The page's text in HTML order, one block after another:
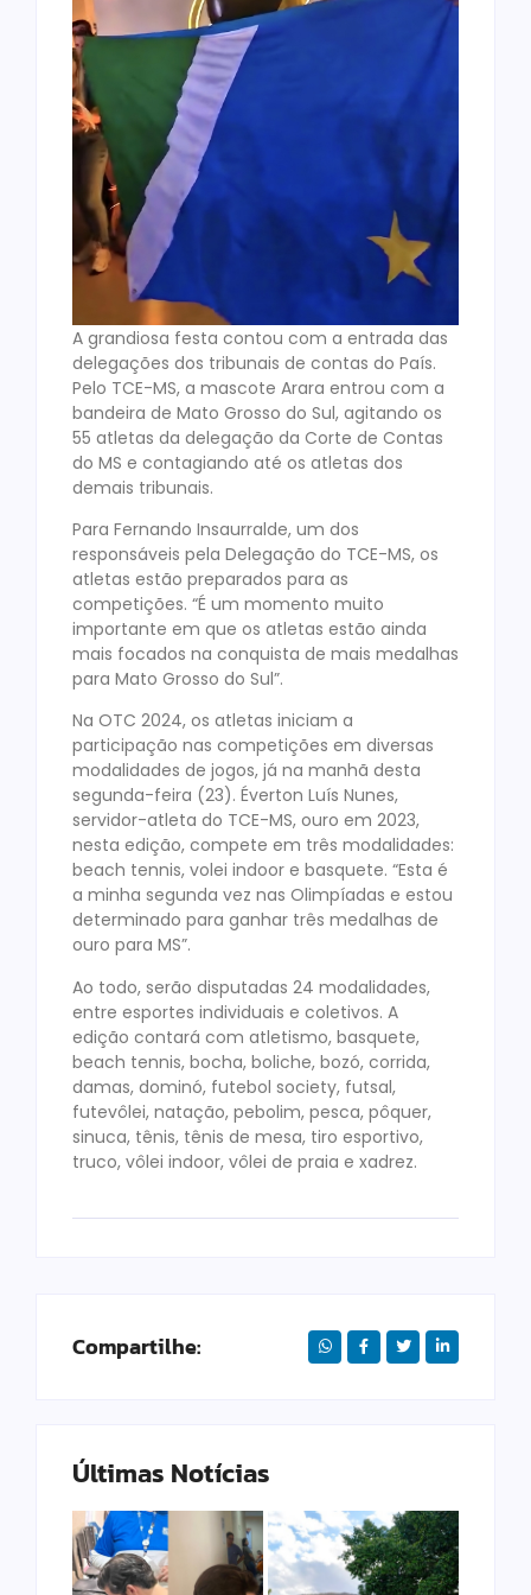
A grandiosa festa contou com a entrada das
delegações dos tribunais de contas do País.
Pelo TCE-MS, a mascote Arara entrou com a
bandeira de Mato Grosso do Sul, agitando os
55 atletas da delegação da Corte de Contas
do MS e contagiando até os atletas dos
demais tribunais.
Para Fernando Insaurralde, um dos
responsáveis pela Delegação do TCE-MS, os
atletas estão preparados para as
competições. “É um momento muito
importante em que os atletas estão ainda
mais focados na conquista de mais medalhas
para Mato Grosso do Sul”.
Na OTC 2024, os atletas iniciam a
participação nas competições em diversas
modalidades de jogos, já na manhã desta
segunda-feira (23). Éverton Luís Nunes,
servidor-atleta do TCE-MS, ouro em 2023,
nesta edição, compete em três modalidades:
beach tennis, volei indoor e basquete. “Esta é
a minha segunda vez nas Olimpíadas e estou
determinado para ganhar três medalhas de
ouro para MS”.
Ao todo, serão disputadas 24 modalidades,
entre esportes individuais e coletivos. A
edição contará com atletismo, basquete,
beach tennis, bocha, boliche, bozó, corrida,
damas, dominó, futebol society, futsal,
futevôlei, natação, pebolim, pesca, pôquer,
sinuca, tênis, tênis de mesa, tiro esportivo,
truco, vôlei indoor, vôlei de praia e xadrez.
Compartilhe:
Últimas Notícias